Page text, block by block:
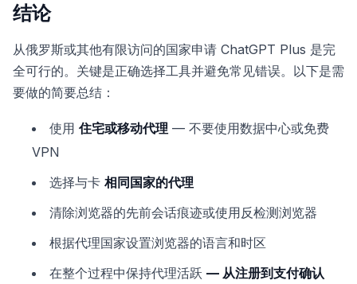
结论
从俄罗斯或其他有限访问的国家申请 ChatGPT Plus 是完
全可行的。关键是正确选择工具并避免常见错误。以下是需
要做的简要总结：
使用 住宅或移动代理 — 不要使用数据中心或免费
VPN
选择与卡 相同国家的代理
清除浏览器的先前会话痕迹或使用反检测浏览器
根据代理国家设置浏览器的语言和时区
在整个过程中保持代理活跃 — 从注册到支付确认